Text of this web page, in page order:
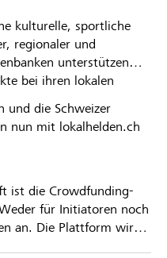
kulturelle, sportliche
regionaler und
unterstützen
bei ihren lokalen
und die Schweizer
nun mit lokalhelden.ch
ist die Crowdfunding-
für Initiatoren noch
an. Die Plattform wird